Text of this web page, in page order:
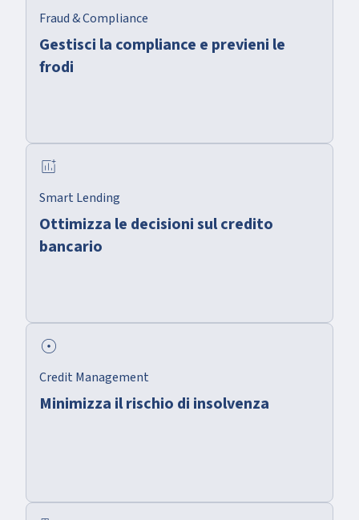
Fraud & Compliance
Gestisci la compliance e previeni le
frodi
add_chart
Smart Lending
Ottimizza le decisioni sul credito
bancario
adjust
Credit Management
Minimizza il rischio di insolvenza